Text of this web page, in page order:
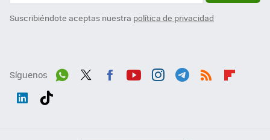
Suscribiéndote aceptas nuestra política de privacidad
Síguenos